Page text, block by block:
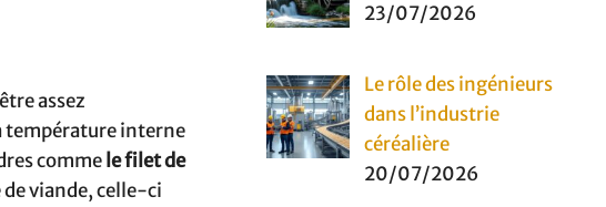
assez
température interne
comme le filet de
viande, celle-ci
23/07/2026
Le rôle des ingénieurs
dans l’industrie
céréalière
20/07/2026